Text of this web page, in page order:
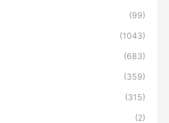
(99)
(1043)
(683)
(359)
(315)
(2)